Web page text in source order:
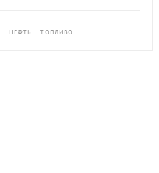
НЕФТЬ ТОПЛИВО